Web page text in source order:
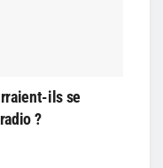
ils se
?